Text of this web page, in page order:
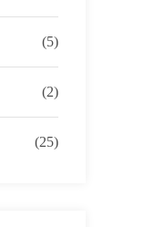
(5)
(2)
(25)